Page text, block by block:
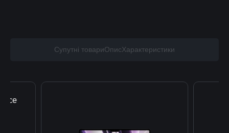
Супутні товариОписХарактеристики